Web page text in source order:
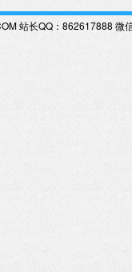
站长QQ：862617888 微